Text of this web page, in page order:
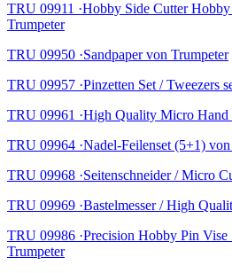
TRU 09911 ·Hobby Side Cutter Hobby
Trumpeter
TRU 09950 ·Sandpaper von Trumpeter
TRU 09957 ·Pinzetten Set / Tweezers
TRU 09961 ·High Quality Micro
TRU 09964 ·Nadel-Feilenset (5+1)
TRU 09968 ·Seitenschneider / Micro
TRU 09969 ·Bastelmesser / High
TRU 09986 ·Precision Hobby Pin Vise
Trumpeter